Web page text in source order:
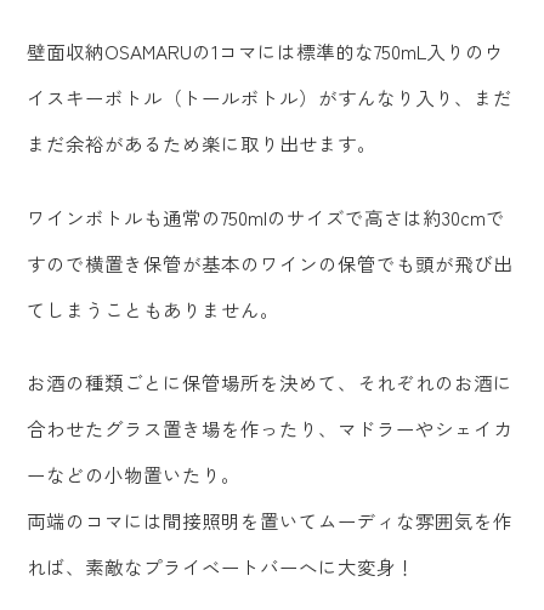
壁面収納OSAMARUの1コマには標準的な750mL入りのウ
イスキーボトル（トールボトル）がすんなり入り、まだ
まだ余裕があるため楽に取り出せます。
ワインボトルも通常の750mlのサイズで高さは約30cmで
すので横置き保管が基本のワインの保管でも頭が飛び出
てしまうこともありません。
お酒の種類ごとに保管場所を決めて、それぞれのお酒に
合わせたグラス置き場を作ったり、マドラーやシェイカ
ーなどの小物置いたり。
両端のコマには間接照明を置いてムーディな雰囲気を作
れば、素敵なプライベートバーへに大変身！